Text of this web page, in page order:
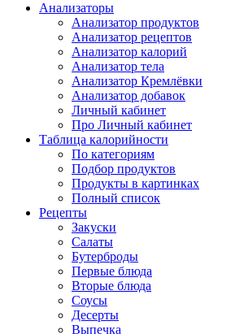
Анализаторы
Анализатор продуктов
Анализатор рецептов
Анализатор калорий
Анализатор тела
Анализатор Кремлёвки
Анализатор добавок
Личный кабинет
Про Личный кабинет
Таблица калорийности
По категориям
Подбор продуктов
Продукты в картинках
Полный список
Рецепты
Закуски
Салаты
Бутерброды
Первые блюда
Вторые блюда
Соусы
Десерты
Выпечка